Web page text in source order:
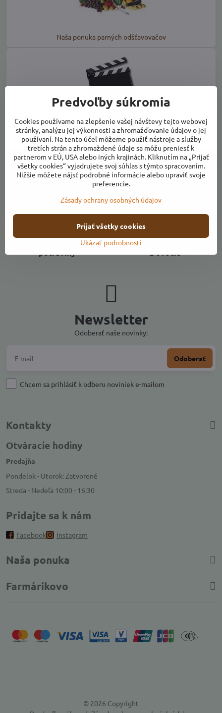
Naša ponuka parných odšťavovačov
Video návod
Komplexný sortiment Priaznivé ceny
Kvalitné farmárske
potraviny
Vlastná výroba produktov
z ovocia
Newsletter
Odoberať naše novinky:
Odoberať
Chcem sa prihlásiť k odberu noviniek e-mailom
Kontakty
Otváracie hodiny
Predajňa
Pondelok - Utorok: Zatvorené
Streda - Nedeľa 10:00 - 16:30
Pridajte sa k nám
Facebook Instagram
Naša ponuka
Farmárikovo
© 2026 Copyright
Predvoľby súkromia
Cookies používame na zlepšenie vašej návštevy tejto webovej
stránky, analýzu jej výkonnosti a zhromažďovanie údajov o jej
používaní. Na tento účel môžeme použiť nástroje a služby
tretích strán a zhromaždené údaje sa môžu preniesť k
partnerom v EÚ, USA alebo iných krajinách. Kliknutím na „Prijať
všetky cookies“ vyjadrujete svoj súhlas s týmto spracovaním.
Nižšie môžete nájsť podrobné informácie alebo upraviť svoje
preferencie.
Zásady ochrany osobných údajov
Ukázať podrobnosti
Prijať všetky cookies